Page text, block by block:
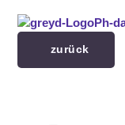
zurück